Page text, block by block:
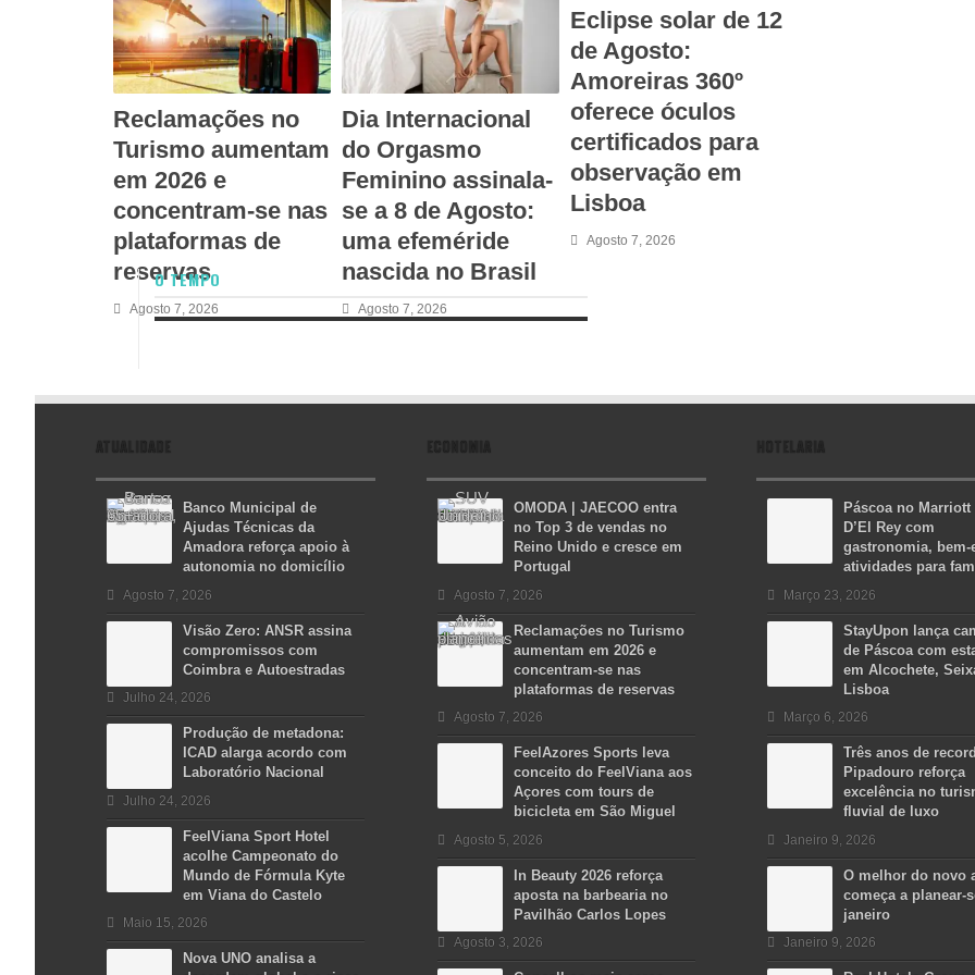
Reclamações no
Turismo aumentam
em 2026 e
concentram-se nas
plataformas de
reservas
Agosto 7, 2026
Dia Internacional
do Orgasmo
Feminino assinala-
se a 8 de Agosto:
uma efeméride
nascida no Brasil
Agosto 7, 2026
Eclipse solar de 12
de Agosto:
Amoreiras 360º
oferece óculos
certificados para
observação em
Lisboa
Agosto 7, 2026
O TEMPO
ATUALIDADE
Banco Municipal de
Ajudas Técnicas da
Amadora reforça apoio à
autonomia no domicílio
Agosto 7, 2026
Visão Zero: ANSR assina
compromissos com
Coimbra e Autoestradas
Julho 24, 2026
Produção de metadona:
ICAD alarga acordo com
Laboratório Nacional
Julho 24, 2026
FeelViana Sport Hotel
acolhe Campeonato do
Mundo de Fórmula Kyte
em Viana do Castelo
Maio 15, 2026
Nova UNO analisa a
ECONOMIA
OMODA | JAECOO entra
no Top 3 de vendas no
Reino Unido e cresce em
Portugal
Agosto 7, 2026
Reclamações no Turismo
aumentam em 2026 e
concentram-se nas
plataformas de reservas
Agosto 7, 2026
FeelAzores Sports leva
conceito do FeelViana aos
Açores com tours de
bicicleta em São Miguel
Agosto 5, 2026
In Beauty 2026 reforça
aposta na barbearia no
Pavilhão Carlos Lopes
Agosto 3, 2026
HOTELARIA
Páscoa no Marriott
D’El Rey com
gastronomia, bem-
atividades para
Março 23, 2026
StayUpon lança
de Páscoa com
em Alcochete,
Lisboa
Março 6, 2026
Três anos de
Pipadouro reforça
excelência no
fluvial de luxo
Janeiro 9, 2026
O melhor do novo
começa a planear-
janeiro
Janeiro 9, 2026